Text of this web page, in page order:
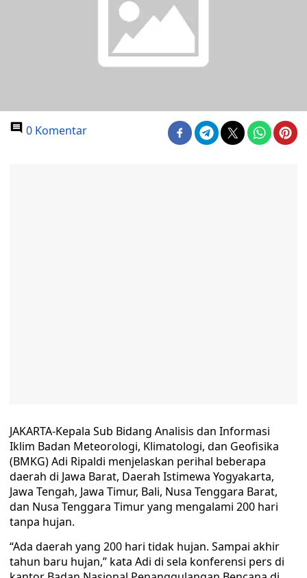
0 Komentar
JAKARTA-Kepala Sub Bidang Analisis dan Informasi
Iklim Badan Meteorologi, Klimatologi, dan Geofisika
(BMKG) Adi Ripaldi menjelaskan perihal beberapa
daerah di Jawa Barat, Daerah Istimewa Yogyakarta,
Jawa Tengah, Jawa Timur, Bali, Nusa Tenggara Barat,
dan Nusa Tenggara Timur yang mengalami 200 hari
tanpa hujan.
“Ada daerah yang 200 hari tidak hujan. Sampai akhir
tahun baru hujan,” kata Adi di sela konferensi pers di